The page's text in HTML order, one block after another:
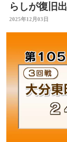
らしが復旧
旧事業に活用
2025年12月03日